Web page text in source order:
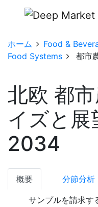
ホーム Food &
Food Systems
都市
北欧 都
イズと
2034
概要 分節分析
サンプルを請求す